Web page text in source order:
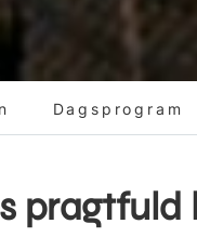
Dagsprogram